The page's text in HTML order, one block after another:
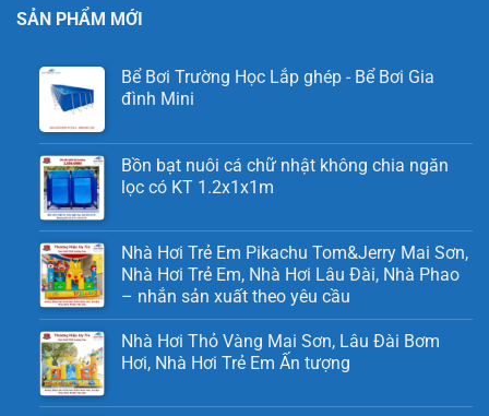
SẢN PHẨM MỚI
Bể Bơi Trường Học Lắp ghép - Bể Bơi Gia
đình Mini
Bồn bạt nuôi cá chữ nhật không chia ngăn
lọc có KT 1.2x1x1m
Nhà Hơi Trẻ Em Pikachu Tom&Jerry Mai Sơn,
Nhà Hơi Trẻ Em, Nhà Hơi Lâu Đài, Nhà Phao
– nhắn sản xuất theo yêu cầu
Nhà Hơi Thỏ Vàng Mai Sơn, Lâu Đài Bơm
Hơi, Nhà Hơi Trẻ Em Ấn tượng